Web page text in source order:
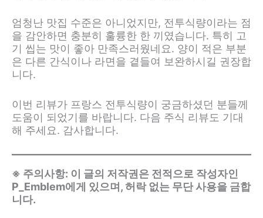
엄청난 맛집 수준은 아니었지만, 전투식량이라는 점
을 감안하면 충분히 훌륭한 한 끼였습니다. 특히 고
기 씹는 맛이 좋아 만족스러웠네요. 양이 적은 부분
은 다른 간식이나 라면을 곁들여 보완하시길 권장합
니다.
이번 리뷰가 프랑스 전투식량이 궁금하셨던 분들께
도움이 되었기를 바랍니다. 다음 주식 리뷰도 기대
해 주세요. 감사합니다.
※ 주의사항: 이 글의 저작권은 전적으로 작성자인
P_Emblem에게 있으며, 허락 없는 무단 사용을 금합
니다.